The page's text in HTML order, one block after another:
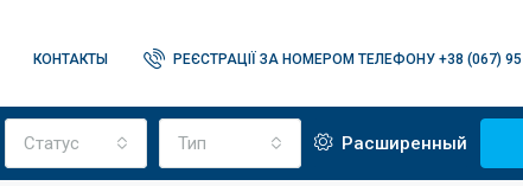
КОНТАКТЫ РЕЄСТРАЦІЇ ЗА НОМЕРОМ ТЕЛЕФОНУ +38 (067) 95
Статус Тип Расширенный